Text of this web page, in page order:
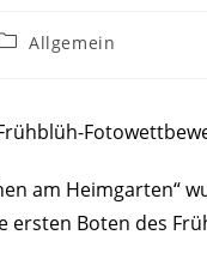
Allgemein
am Heimgarten“
ersten Boten des